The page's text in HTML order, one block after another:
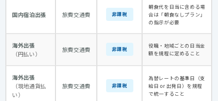
国内宿泊出張 旅費交通費 非課税
朝食代を日当に含める場
合は「朝食なしプラン」
の指示が必要
海外出張
（円払い）
旅費交通費 非課税
役職・地域ごとの日当金
額を規程に定めること
海外出張
（現地通貨払
い）
旅費交通費 非課税
為替レートの基準日（支
給日 or 出発日）を規程
で統一すること